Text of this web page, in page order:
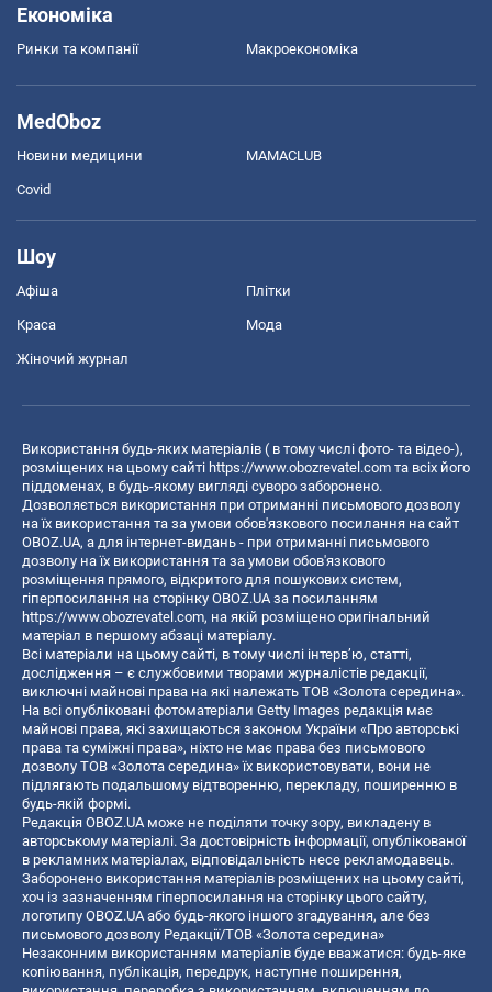
Економіка
Ринки та компанії Макроекономіка
MedOboz
Новини медицини MAMACLUB
Covid
Шоу
Афіша Плітки
Краса Мода
Жіночий журнал
Використання будь-яких матеріалів ( в тому числі фото- та відео-),
розміщених на цьому сайті https://www.obozrevatel.com та всіх його
піддоменах, в будь-якому вигляді суворо заборонено.
Дозволяється використання при отриманні письмового дозволу
на їх використання та за умови обов'язкового посилання на сайт
OBOZ.UA, а для інтернет-видань - при отриманні письмового
дозволу на їх використання та за умови обов'язкового
розміщення прямого, відкритого для пошукових систем,
гіперпосилання на сторінку OBOZ.UA за посиланням
https://www.obozrevatel.com, на якій розміщено оригінальний
матеріал в першому абзаці матеріалу.
Всі матеріали на цьому сайті, в тому числі інтерв’ю, статті,
дослідження – є службовими творами журналістів редакції,
виключні майнові права на які належать ТОВ «Золота середина».
На всі опубліковані фотоматеріали Getty Images редакція має
майнові права, які захищаються законом України «Про авторські
права та суміжні права», ніхто не має права без письмового
дозволу ТОВ «Золота середина» їх використовувати, вони не
підлягають подальшому відтворенню, перекладу, поширенню в
будь-якій формі.
Редакція OBOZ.UA може не поділяти точку зору, викладену в
авторському матеріалі. За достовірність інформації, опублікованої
в рекламних матеріалах, відповідальність несе рекламодавець.
Заборонено використання матеріалів розміщених на цьому сайті,
хоч із зазначенням гіперпосилання на сторінку цього сайту,
логотипу OBOZ.UA або будь-якого іншого згадування, але без
письмового дозволу Редакції/ТОВ «Золота середина»
Незаконним використанням матеріалів буде вважатися: будь-яке
копiювання, публiкацiя, передрук, наступне поширення,